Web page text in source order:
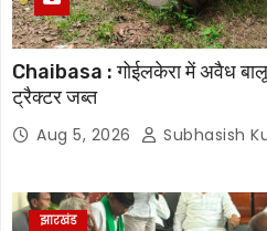
Chaibasa : गोईलकेरा में अवैध बालू
ट्रैक्टर जब्त
Aug 5, 2026 Subhasish
झारखंड